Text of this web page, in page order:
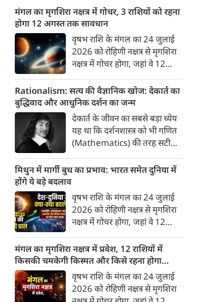
मंगल का मृगशिरा नक्षत्र में गोचर, 3 राशियों को रहना
होगा 12 अगस्त तक सावधान
वृषभ राशि के मंगल का 24 जुलाई
2026 को रोहिणी नक्षत्र से मृगशिरा
नक्षत्र में गोचर होगा, जहां वे 12
परिवर्तन के चलते 3 राशि के लोगों
को 12 अगस्त तक रहना होगा
सावधान। चलिए जानते हैं कि किन
राशि 3 राशियों को रहना होगा
सावधान।
Rationalism: सत्य की वैज्ञानिक खोज: देकार्त का
बुद्धिवाद और आधुनिक दर्शन का जन्म
देकार्त के जीवन का सबसे बड़ा ध्येय
यह था कि दर्शनशास्त्र को भी गणित
(Mathematics) की तरह सटीक,
जाए। वे एक ऐसा सार्वभौमिक सत्य
खोजना चाहते थे, जिस पर कोई भी
प्रश्नचिह्न न लगा सके। इसी विचार ने
बुद्धिवाद (Rationalism) की नींव
रखी। आइए, देकार्त के इस अद्भुत
दार्शनिक चिंतन के 4 प्रमुख स्तंभों को
गहराई से समझते हैं।
मिथुन में मार्गी बुध का प्रभाव: भारत समेत दुनिया में
होंगे ये बड़े बदलाव
वृषभ राशि के मंगल का 24 जुलाई
2026 को रोहिणी नक्षत्र से मृगशिरा
नक्षत्र में गोचर होगा, जहां वे 12
में एक बड़ा हलचल भरा मोड़ आ चुका
है- बुध ग्रह अपनी ही प्रिय राशि मिथुन
में सीधे (मार्गी) चलने लगे हैं। अब जब
बुद्धि और संवाद का कारक ग्रह सीधी
चाल चलेगा, तो जाहिर है आपकी
मंगल का मृगशिरा नक्षत्र में प्रवेश, 12 राशियों में
किसकी चमकेगी किस्मत और किसे रहना होगा
सावधान?
वृषभ राशि के मंगल का 24 जुलाई
2026 को रोहिणी नक्षत्र से मृगशिरा